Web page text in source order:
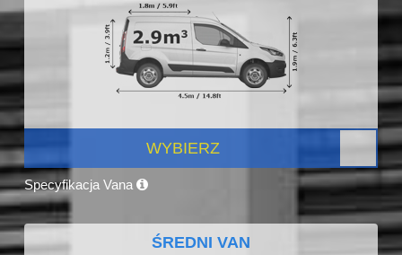
WYBIERZ
Specyfikacja Vana
ŚREDNI VAN